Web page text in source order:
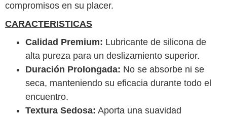
compromisos en su placer.
CARACTERISTICAS
Calidad Premium: Lubricante de silicona de
alta pureza para un deslizamiento superior.
Duración Prolongada: No se absorbe ni se
seca, manteniendo su eficacia durante todo el
encuentro.
Textura Sedosa: Aporta una suavidad